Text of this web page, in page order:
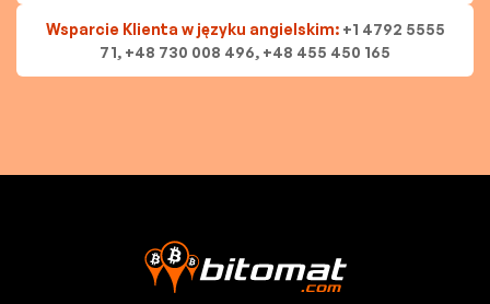
Wsparcie Klienta w języku angielskim: +1 4792 5555
71, +48 730 008 496, +48 455 450 165